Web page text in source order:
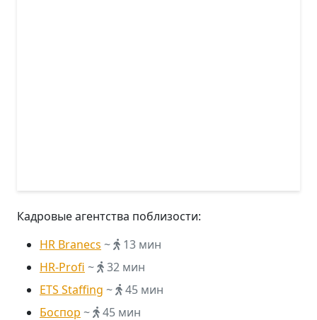
Кадровые агентства поблизости:
HR Branecs ~
13 мин
HR-Profi ~
32 мин
ETS Staffing ~
45 мин
Боспор ~ 45 мин